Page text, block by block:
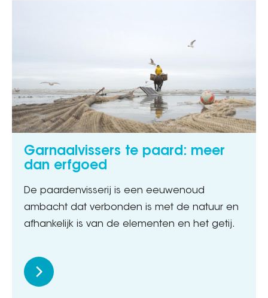
Garnaalvissers te paard: meer
dan erfgoed
De paardenvisserij is een eeuwenoud
ambacht dat verbonden is met de natuur en
afhankelijk is van de elementen en het getij.